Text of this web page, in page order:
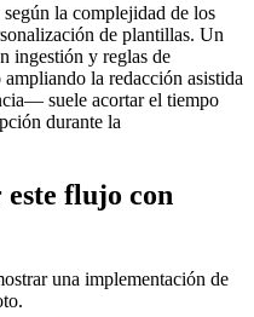
la complejidad de los
de plantillas. Un
ingestión y reglas de
la redacción asistida
suele acortar el tiempo
durante la
flujo con
una implementación de